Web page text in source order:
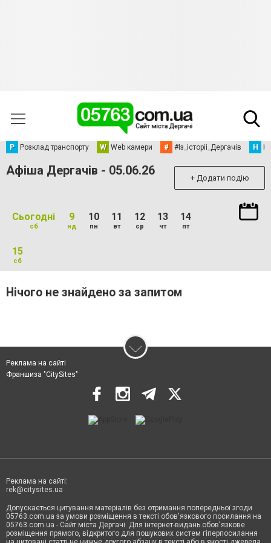
Р Розклад транспорту W Web камери # #Із_історіі_Дергачів Н
Афіша Дергачів - 05.06.26 + Додати подію
Сьогодні
сб
9
нд
10
пн
11
вт
12
ср
13
чт
14
пт
15
сб
Нічого не знайдено за запитом
Реклама на сайті
Франшиза "CitySites"
Реклама на сайті:
rek@citysites.ua
Допускається цитування матеріалів без отримання попередньої згоди
05763.com.ua за умови розміщення в тексті обов'язкового посилання на
05763.com.ua - Сайт міста Дергачі. Для інтернет-видань обов'язкове
розміщення прямого, відкритого для пошукових систем гіперпосилання